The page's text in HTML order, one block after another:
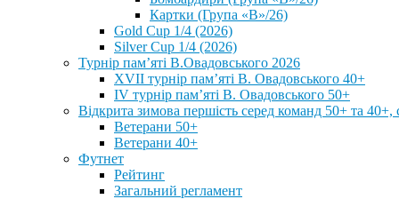
Картки (Група «В»/26)
Gold Cup 1/4 (2026)
Silver Cup 1/4 (2026)
Турнір пам’яті В.Овадовського 2026
XVII турнір пам’яті В. Овадовського 40+
IV турнір пам’яті В. Овадовського 50+
Відкрита зимова першість серед команд 50+ та 40+,
Ветерани 50+
Ветерани 40+
Футнет
Рейтинг
Загальний регламент